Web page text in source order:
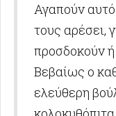
Αγαπούν αυτό
τους αρέσει,
προσδοκούν ή
Βεβαίως ο
ελεύθερη